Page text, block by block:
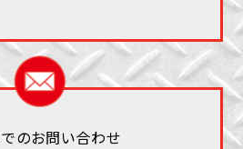
のお問い合わせ